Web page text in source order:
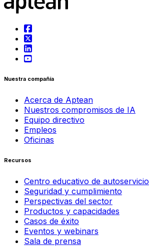
Nuestra compañía
Acerca de Aptean
Nuestros compromisos de IA
Equipo directivo
Empleos
Oficinas
Recursos
Centro educativo de autoservicio
Seguridad y cumplimiento
Perspectivas del sector
Productos y capacidades
Casos de éxito
Eventos y webinars
Sala de prensa